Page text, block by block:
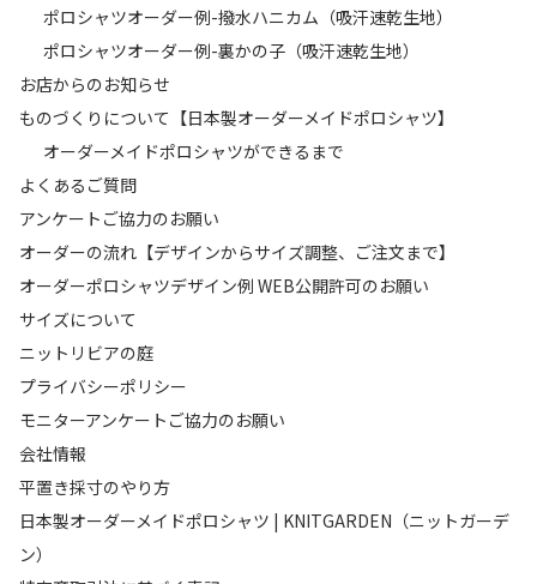
ポロシャツオーダー例-撥水ハニカム（吸汗速乾生地）
ポロシャツオーダー例-裏かの子（吸汗速乾生地）
お店からのお知らせ
ものづくりについて【日本製オーダーメイドポロシャツ】
オーダーメイドポロシャツができるまで
よくあるご質問
アンケートご協力のお願い
オーダーの流れ【デザインからサイズ調整、ご注文まで】
オーダーポロシャツデザイン例 WEB公開許可のお願い
サイズについて
ニットリビアの庭
プライバシーポリシー
モニターアンケートご協力のお願い
会社情報
平置き採寸のやり方
日本製オーダーメイドポロシャツ | KNITGARDEN（ニットガーデ
ン）